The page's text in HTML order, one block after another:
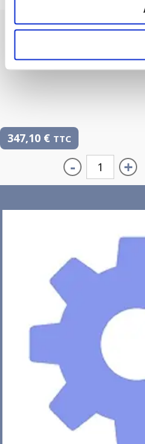
PIEUVRE PRO-FIL
347,10 € TTC
- +